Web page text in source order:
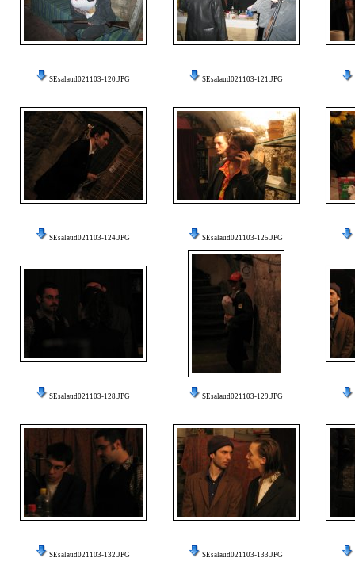
SEsalaud021103-120.JPG SEsalaud021103-121.JPG
SEsalaud021103-124.JPG SEsalaud021103-125.JPG
SEsalaud021103-128.JPG SEsalaud021103-129.JPG
SEsalaud021103-132.JPG SEsalaud021103-133.JPG